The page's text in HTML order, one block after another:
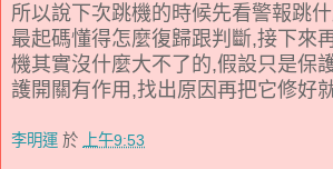
所以說下次跳機的時候先看警報跳
最起碼懂得怎麼復歸跟判斷,接下來
機其實沒什麼大不了的,假設只是保
護開關有作用,找出原因再把它修好
李明運 於 上午9:53